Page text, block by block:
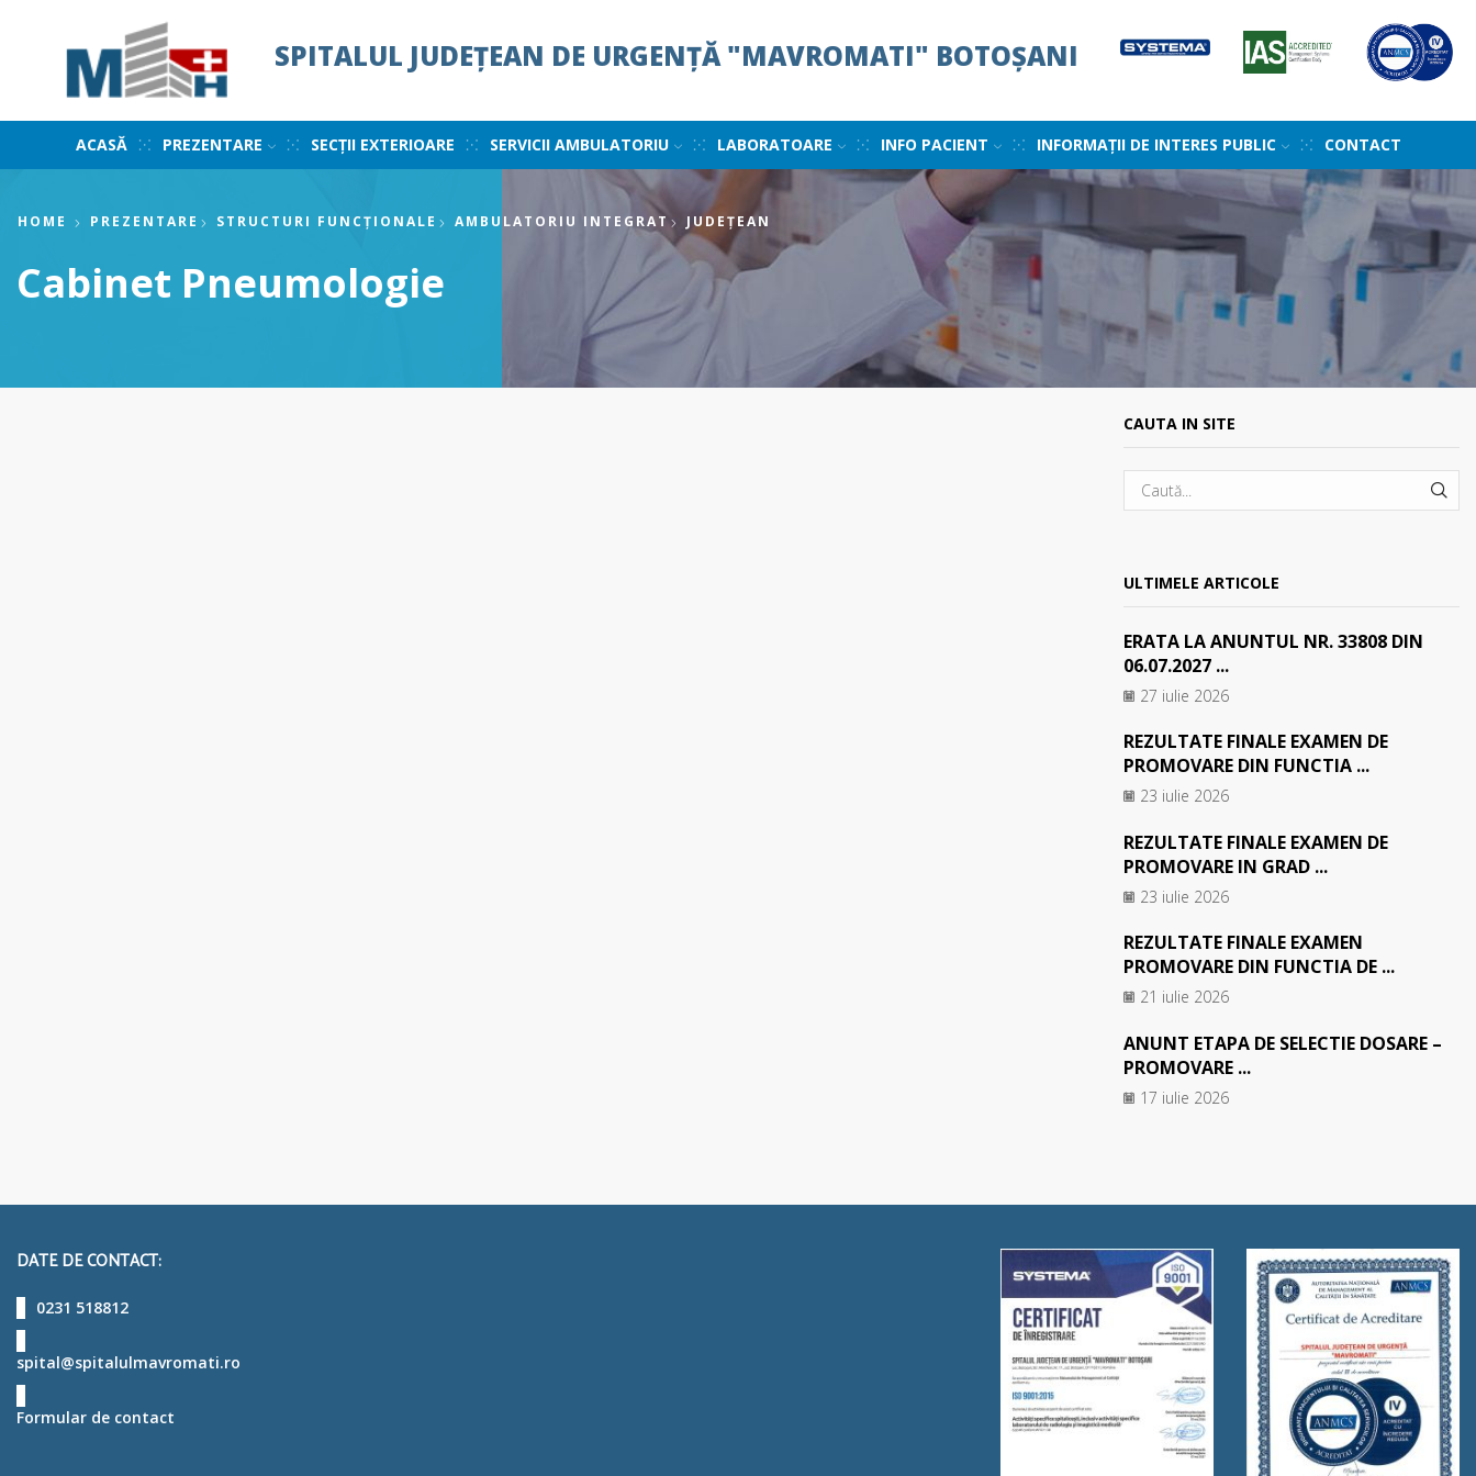
SPITALUL JUDEȚEAN DE URGENȚĂ "MAVROMATI" BOTOȘANI
ACASĂ PREZENTARE SECȚII EXTERIOARE SERVICII AMBULATORIU LABORATOARE INFO PACIENT INFORMAȚII DE INTERES PUBLIC CONTACT
HOME PREZENTARE STRUCTURI FUNCȚIONALE AMBULATORIU INTEGRAT JUDEȚEAN
Cabinet Pneumologie
CAUTA IN SITE
ULTIMELE ARTICOLE
ERATA LA ANUNTUL NR. 33808 DIN
06.07.2027 ...
27 iulie 2026
REZULTATE FINALE EXAMEN DE
PROMOVARE DIN FUNCTIA ...
23 iulie 2026
REZULTATE FINALE EXAMEN DE
PROMOVARE IN GRAD ...
23 iulie 2026
REZULTATE FINALE EXAMEN
PROMOVARE DIN FUNCTIA DE ...
21 iulie 2026
ANUNT ETAPA DE SELECTIE DOSARE –
PROMOVARE ...
17 iulie 2026
DATE DE CONTACT:
0231 518812
spital@spitalulmavromati.ro
Formular de contact